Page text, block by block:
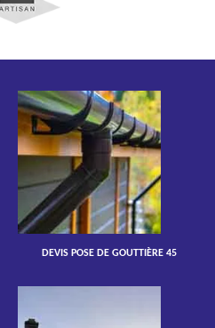
DEVIS POSE DE GOUTTIÈRE 45